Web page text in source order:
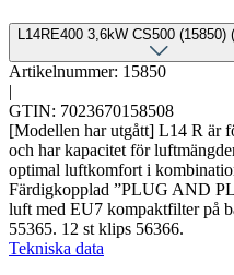
Artikelnummer: 15850
|
GTIN: 7023670158508
[Modellen har utgått] L14 R är
och har kapacitet för
optimal luftkomfort i
Färdigkopplad ”PLUG AND
luft med EU7 kompaktfilter på
55365. 12 st klips 56366.
Tekniska data